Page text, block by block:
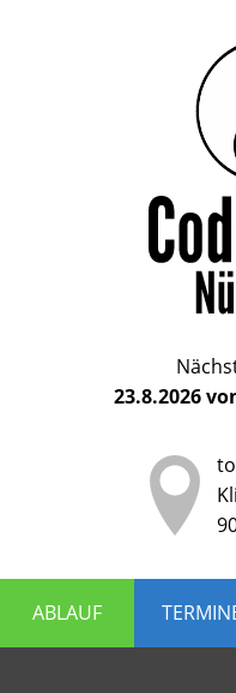
CoderDojo
Nürnberg
23.8.2026
ABLAUF